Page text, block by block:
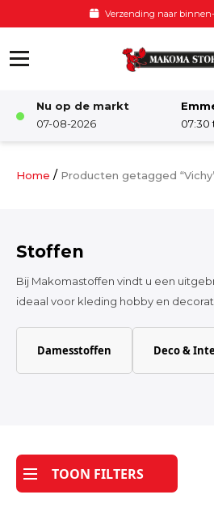
Verzending naar
Nu op de markt
07-08-2026
07:30
Katoen
Tijdpakker stof
Home / Producten getagged
Stoffen
Bij Makomastoffen vindt u een
ideaal voor kleding hobby en
Damesstoffen Deco &
TOON FILTERS